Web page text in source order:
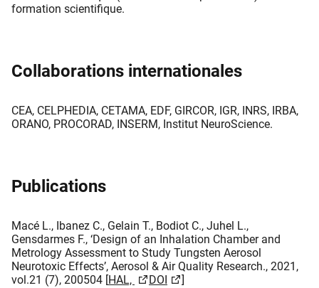
formation scientifique.
Collaborations internationales
CEA, CELPHEDIA, CETAMA, EDF, GIRCOR, IGR, INRS, IRBA,
ORANO, PROCORAD, INSERM, Institut NeuroScience​.
Publications
Macé L., Ibanez C., Gelain T., Bodiot C., Juhel L.,
Gensdarmes F., ‘Design of an Inhalation Chamber and
Metrology Assessment to Study Tungsten Aerosol
Neurotoxic Effects’, Aerosol & Air Quality Research., 2021,
vol.21 (7), 200504 [HAL, DOI ]